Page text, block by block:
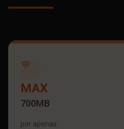
MAX
700MB
por apenas